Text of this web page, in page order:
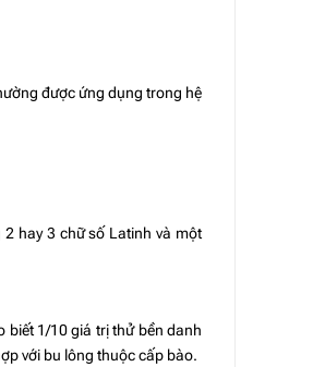
được ứng dụng trong hệ
hay 3 chữ số Latinh và một
biết 1/10 giá trị thử bền danh
với bu lông thuộc cấp bào.